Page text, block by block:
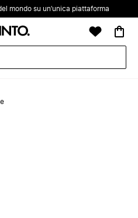
mondo su un’unica piattaforma